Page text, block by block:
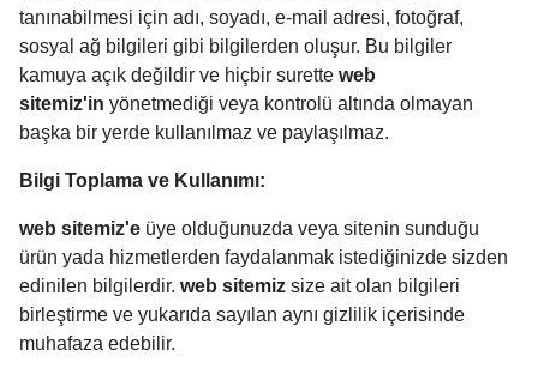
tanınabilmesi için adı, soyadı, e-mail adresi, fotoğraf,
sosyal ağ bilgileri gibi bilgilerden oluşur. Bu bilgiler
kamuya açık değildir ve hiçbir surette web
sitemiz'in yönetmediği veya kontrolü altında olmayan
başka bir yerde kullanılmaz ve paylaşılmaz.
Bilgi Toplama ve Kullanımı:
web sitemiz'e üye olduğunuzda veya sitenin sunduğu
ürün yada hizmetlerden faydalanmak istediğinizde sizden
edinilen bilgilerdir. web sitemiz size ait olan bilgileri
birleştirme ve yukarıda sayılan aynı gizlilik içerisinde
muhafaza edebilir.